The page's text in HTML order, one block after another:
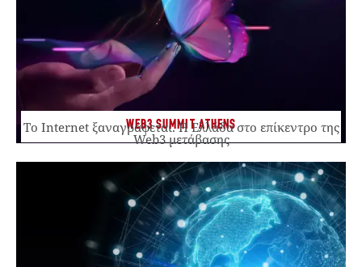
WEB3 SUMMIT ATHENS
Το Internet ξαναγράφεται. Η Ελλάδα στο επίκεντρο της
Web3 μετάβασης